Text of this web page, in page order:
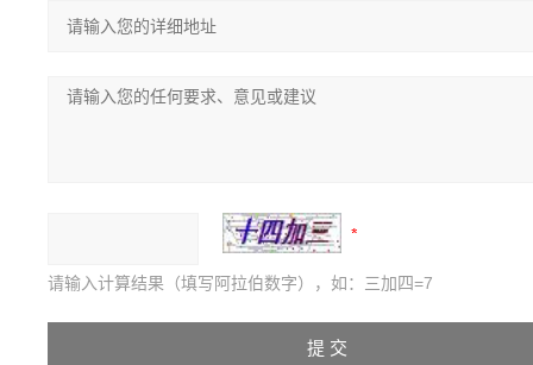
请输入计算结果（填写阿拉伯数字），如：三加四=7